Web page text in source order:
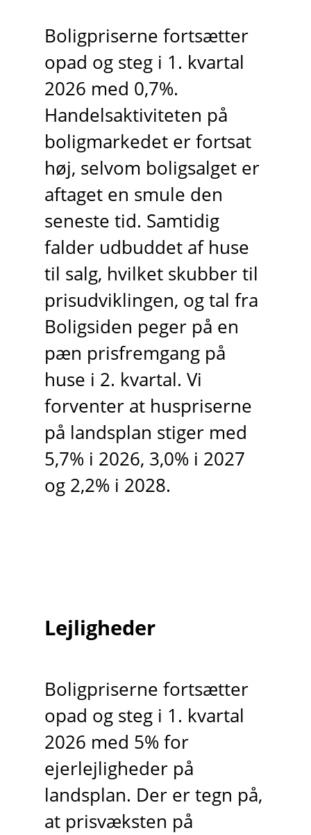
Boligpriserne fortsætter
opad og steg i 1. kvartal
2026 med 0,7%.
Handelsaktiviteten på
boligmarkedet er fortsat
høj, selvom boligsalget er
aftaget en smule den
seneste tid. Samtidig
falder udbuddet af huse
til salg, hvilket skubber til
prisudviklingen, og tal fra
Boligsiden peger på en
pæn prisfremgang på
huse i 2. kvartal. Vi
forventer at huspriserne
på landsplan stiger med
5,7% i 2026, 3,0% i 2027
og 2,2% i 2028.
Lejligheder
Boligpriserne fortsætter
opad og steg i 1. kvartal
2026 med 5% for
ejerlejligheder på
landsplan. Der er tegn på,
at prisvæksten på